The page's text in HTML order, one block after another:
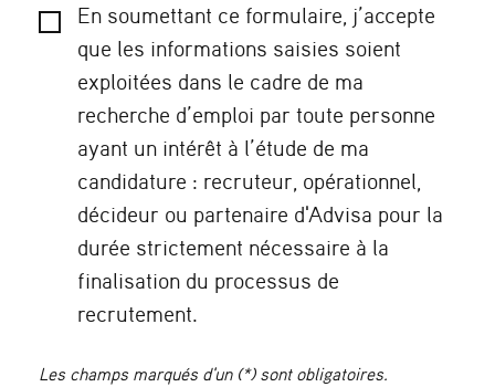
En soumettant ce formulaire, j’accepte
que les informations saisies soient
exploitées dans le cadre de ma
recherche d’emploi par toute personne
ayant un intérêt à l’étude de ma
candidature : recruteur, opérationnel,
décideur ou partenaire d'Advisa pour la
durée strictement nécessaire à la
finalisation du processus de
recrutement.
Les champs marqués d'un (*) sont obligatoires.